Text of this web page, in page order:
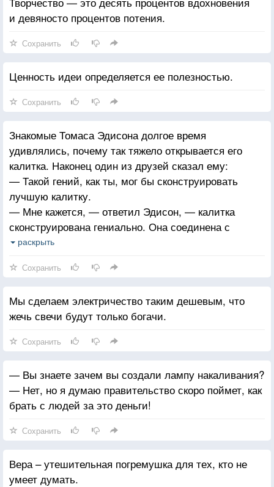
и девяносто процентов потения.
Сохранить
Ценность идеи определяется ее полезностью.
Сохранить
Знакомые Томаса Эдисона долгое время
удивлялись, почему так тяжело открывается его
калитка. Наконец один из друзей сказал ему:
— Такой гений, как ты, мог бы сконструировать
лучшую калитку.
— Мне кажется, — ответил Эдисон, — калитка
сконструирована гениально. Она соединена с
насосом домашнего водопровода. Каждый, кто
воды.
раскрыть
Сохранить
Мы сделаем электричество таким дешевым, что
жечь свечи будут только богачи.
Сохранить
— Вы знаете зачем вы создали лампу накаливания?
— Нет, но я думаю правительство скоро поймет, как
брать с людей за это деньги!
Сохранить
Вера – утешительная погремушка для тех, кто не
умеет думать.